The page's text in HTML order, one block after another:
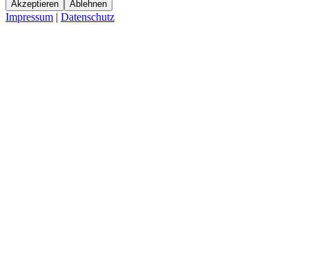
Akzeptieren Ablehnen
Impressum | Datenschutz